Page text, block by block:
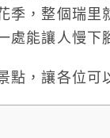
季，整個瑞里
處能讓人慢下
點，讓各位可